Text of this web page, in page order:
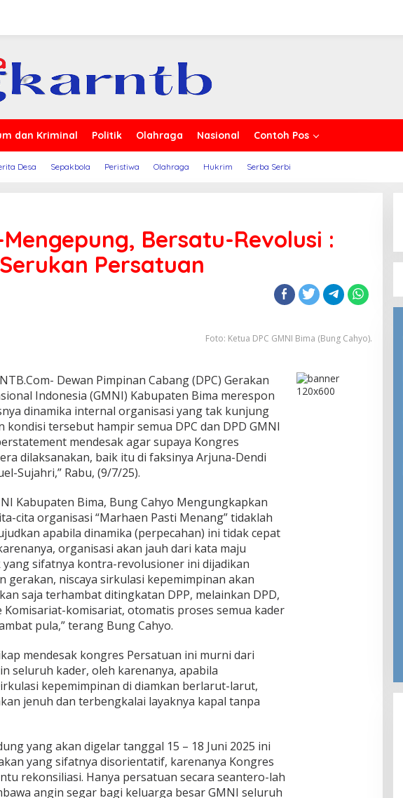
dan Kriminal Politik Olahraga Nasional Contoh Pos
Desa Sepakbola Peristiwa Olahraga Hukrim Serba Serbi
Bersatu-Revolusi :
Persatuan
Foto: Ketua DPC GMNI Bima (Bung Cahyo).
Dewan Pimpinan Cabang (DPC) Gerakan
Indonesia (GMNI) Kabupaten Bima merespon
dinamika internal organisasi yang tak kunjung
kondisi tersebut hampir semua DPC dan DPD GMNI
mendesak agar supaya Kongres
dilaksanakan, baik itu di faksinya Arjuna-Dendi
Sujahri,” Rabu, (9/7/25).
Kabupaten Bima, Bung Cahyo Mengungkapkan
cita organisasi “Marhaen Pasti Menang” tidaklah
apabila dinamika (perpecahan) ini tidak cepat
organisasi akan jauh dari kata maju
sifatnya kontra-revolusioner ini dijadikan
gerakan, niscaya sirkulasi kepemimpinan akan
saja terhambat ditingkatan DPP, melainkan DPD,
Komisariat-komisariat, otomatis proses semua kader
pula,” terang Bung Cahyo.
mendesak kongres Persatuan ini murni dari
seluruh kader, oleh karenanya, apabila
kepemimpinan di diamkan berlarut-larut,
jenuh dan terbengkalai layaknya kapal tanpa
yang akan digelar tanggal 15 – 18 Juni 2025 ini
yang sifatnya disorientatif, karenanya Kongres
rekonsiliasi. Hanya persatuan secara seantero-lah
angin segar bagi keluarga besar GMNI seluruh